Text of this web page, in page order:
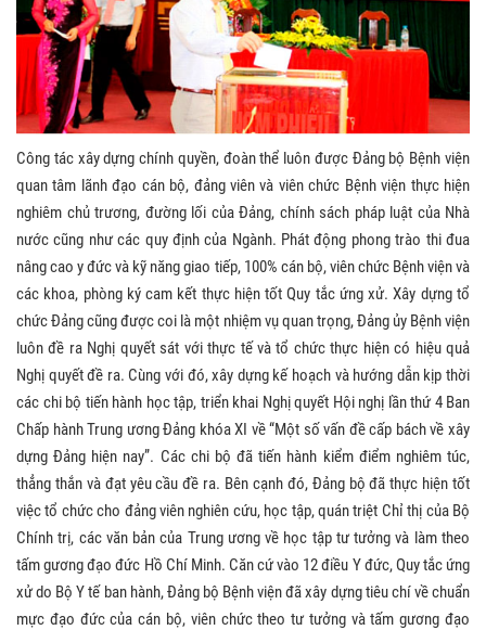
Công tác xây dựng chính quyền, đoàn thể luôn được Đảng bộ Bệnh viện
quan tâm lãnh đạo cán bộ, đảng viên và viên chức Bệnh viện thực hiện
nghiêm chủ trương, đường lối của Đảng, chính sách pháp luật của Nhà
nước cũng như các quy định của Ngành. Phát động phong trào thi đua
nâng cao y đức và kỹ năng giao tiếp, 100% cán bộ, viên chức Bệnh viện và
các khoa, phòng ký cam kết thực hiện tốt Quy tắc ứng xử. Xây dựng tổ
chức Đảng cũng được coi là một nhiệm vụ quan trọng, Đảng ủy Bệnh viện
luôn đề ra Nghị quyết sát với thực tế và tổ chức thực hiện có hiệu quả
Nghị quyết đề ra. Cùng với đó, xây dựng kế hoạch và hướng dẫn kịp thời
các chi bộ tiến hành học tập, triển khai Nghị quyết Hội nghị lần thứ 4 Ban
Chấp hành Trung ương Đảng khóa XI về “Một số vấn đề cấp bách về xây
dựng Đảng hiện nay”. Các chi bộ đã tiến hành kiểm điểm nghiêm túc,
thẳng thắn và đạt yêu cầu đề ra. Bên cạnh đó, Đảng bộ đã thực hiện tốt
việc tổ chức cho đảng viên nghiên cứu, học tập, quán triệt Chỉ thị của Bộ
Chính trị, các văn bản của Trung ương về học tập tư tưởng và làm theo
tấm gương đạo đức Hồ Chí Minh. Căn cứ vào 12 điều Y đức, Quy tắc ứng
xử do Bộ Y tế ban hành, Đảng bộ Bệnh viện đã xây dựng tiêu chí về chuẩn
mực đạo đức của cán bộ, viên chức theo tư tưởng và tấm gương đạo